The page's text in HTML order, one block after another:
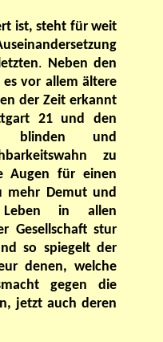
ist, steht für weit
. Neben den
vor allem ältere
der Zeit erkannt
21 und den
blinden und
zu
Augen für einen
mehr Demut und
in allen
Gesellschaft stur
so spiegelt der
denen, welche
gegen die
jetzt auch deren